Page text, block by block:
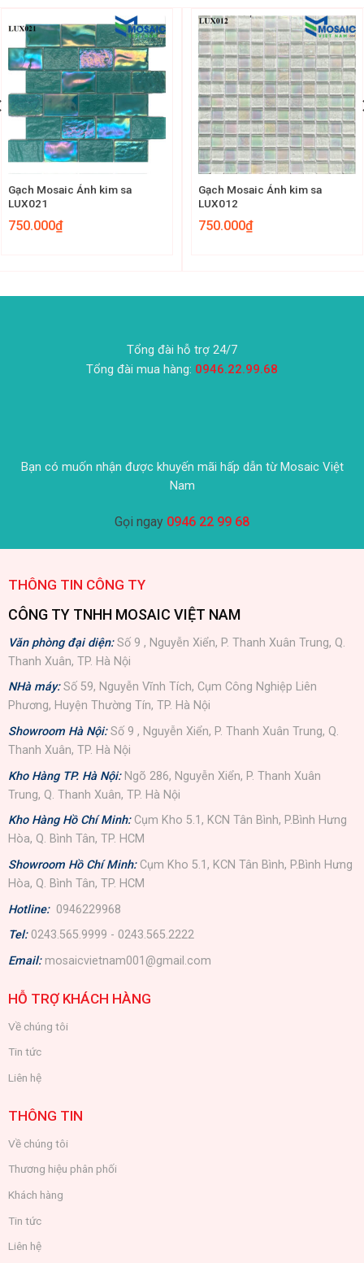
Gạch Mosaic Ánh kim sa
LUX021
750.000₫
Gạch Mosaic Ánh kim sa
LUX012
750.000₫
Tổng đài hỗ trợ 24/7
Tổng đài mua hàng: 0946.22.99.68
Bạn có muốn nhận được khuyến mãi hấp dẫn từ Mosaic Việt
Nam
Gọi ngay 0946 22 99 68
THÔNG TIN CÔNG TY
CÔNG TY TNHH MOSAIC VIỆT NAM
Văn phòng đại diện:Số 9 , Nguyễn Xiển, P. Thanh Xuân Trung, Q.
Thanh Xuân, TP. Hà Nội
NHà máy: Số 59, Nguyễn Vĩnh Tích, Cụm Công Nghiệp Liên
Phương, Huyện Thường Tín, TP. Hà Nội
Showroom Hà Nội: Số 9 , Nguyễn Xiển, P. Thanh Xuân Trung, Q.
Thanh Xuân, TP. Hà Nội
Kho Hàng TP. Hà Nội: Ngõ 286, Nguyễn Xiển, P. Thanh Xuân
Trung, Q. Thanh Xuân, TP. Hà Nội
Kho Hàng Hồ Chí Minh: Cụm Kho 5.1, KCN Tân Bình, P.Bình Hưng
Hòa, Q. Bình Tân, TP. HCM
Showroom Hồ Chí Minh: Cụm Kho 5.1, KCN Tân Bình, P.Bình Hưng
Hòa, Q. Bình Tân, TP. HCM
Hotline: 0946229968
Tel: 0243.565.9999 - 0243.565.2222
Email: mosaicvietnam001@gmail.com
HỖ TRỢ KHÁCH HÀNG
Về chúng tôi
Tin tức
Liên hệ
THÔNG TIN
Về chúng tôi
Thương hiệu phân phối
Khách hàng
Tin tức
Liên hệ